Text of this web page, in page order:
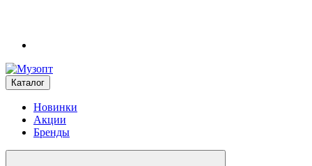
Каталог
Новинки
Акции
Бренды